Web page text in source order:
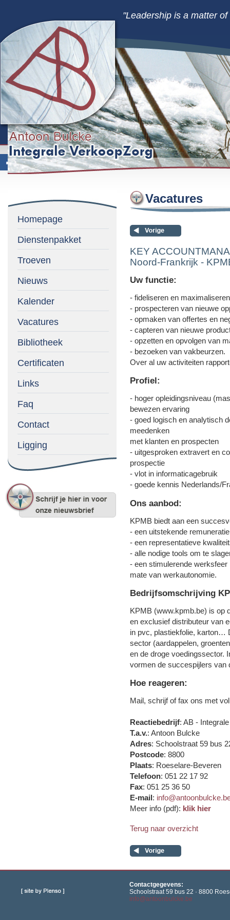
"Leadership is a matter
Homepage
Dienstenpakket
Troeven
Nieuws
Kalender
Vacatures
Bibliotheek
Certificaten
Links
Faq
Contact
Ligging
Vacatures
KEY
Noord-Frankrijk -
Uw functie:
- fideliseren en
- prospecteren van nieuwe
- opmaken van offertes en
- capteren van nieuwe
- opzetten en opvolgen van
- bezoeken van vakbeurzen.
Over al uw activiteiten
Profiel:
- hoger opleidingsniveau
bewezen ervaring
- goed logisch en analytisch
meedenken
met klanten en prospecten
- uitgesproken extravert en
prospectie
- vlot in informaticagebruik
- goede kennis Nederlands/
Ons aanbod:
KPMB biedt aan een
- een uitstekende remuneratie
- een representatieve
- alle nodige tools om te
- een stimulerende
mate van werkautonomie.
Bedrijfsomschrijving
KPMB (www.kpmb.be) is op
en exclusief distributeur van
in pvc, plastiekfolie, karton…
sector (aardappelen,
en de droge voedingssector.
vormen de succespijlers van
Hoe reageren:
Mail, schrijf of fax ons met
Reactiebedrijf: AB -
T.a.v.: Antoon Bulcke
Adres: Schoolstraat 59 bus
Postcode: 8800
Plaats: Roeselare-Beveren
Telefoon: 051 22 17 92
Fax: 051 25 36 50
E-mail :
Meer info (pdf): klik hier
Terug naar overzicht
Contactgegevens:
Schoolstraat 59 bus 22 · 8800
info@antoonbulcke.be